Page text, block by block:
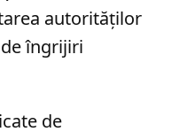
autorităților
îngrijiri
de